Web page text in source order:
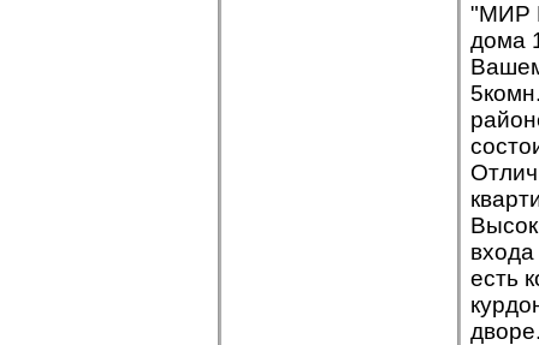
"МИР
дома
есть